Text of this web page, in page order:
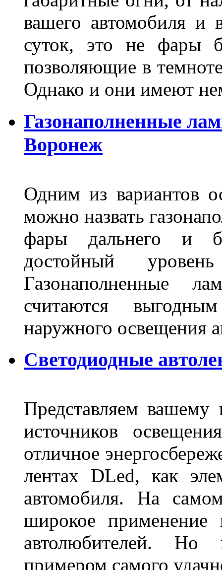
вашего автомобиля и
суток, это не фары
позволяющие в
Однако и они имеют
Газонаполненные
Воронеж
Одним из вариантов
можно назвать
фары дальнего и
достойный
Газонаполненные
считаются
наружного освещения
Светодиодные
Представляем
источников
отличное
лентах DLed, как
автомобиля. На
широкое
автолюбителей. Но
примером самого